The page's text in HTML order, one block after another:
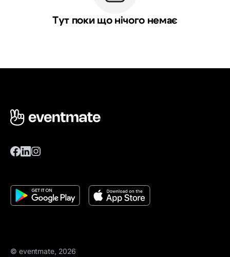
Тут поки що нічого немає
© eventmate, 2026